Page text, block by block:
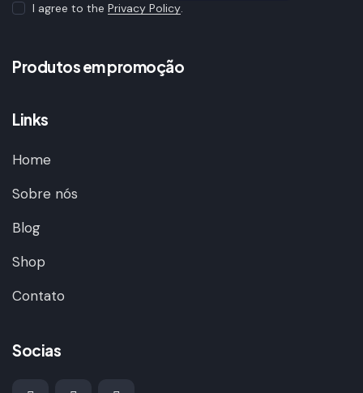
I agree to thePrivacy Policy.
Produtos em promoção
Links
Home
Sobre nós
Blog
Shop
Contato
Socias